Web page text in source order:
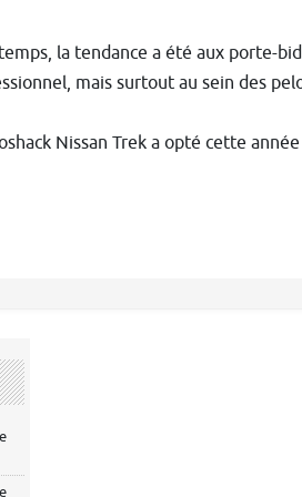
la tendance a été aux porte-
mais surtout au sein des
Nissan Trek a opté cette